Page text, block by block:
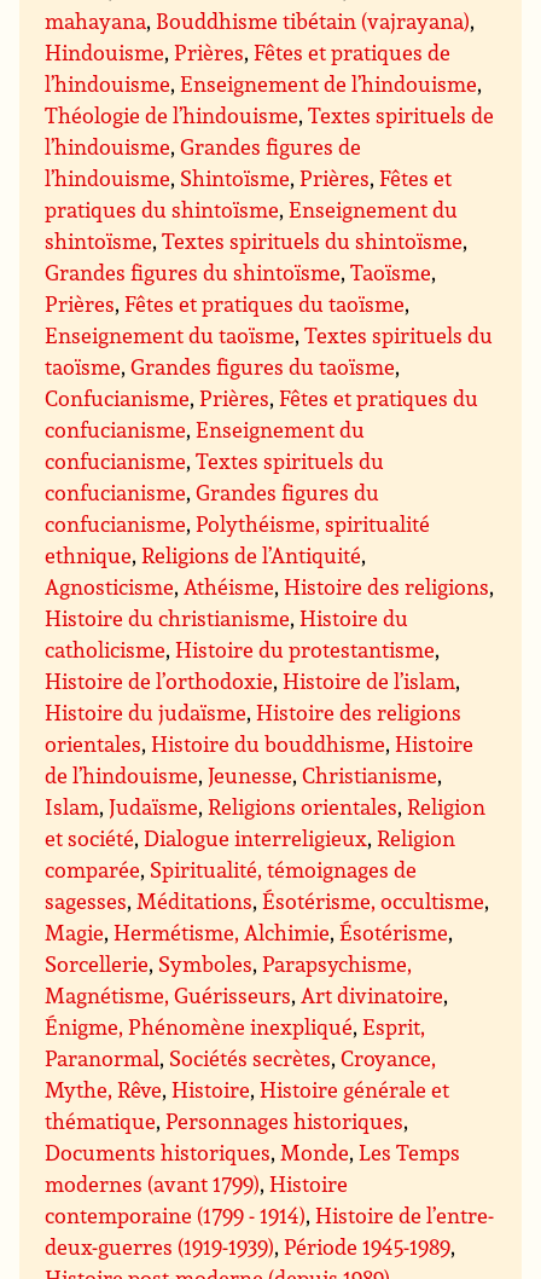
mahayana, Bouddhisme tibétain (vajrayana),
Hindouisme,Prières,Fêtes et pratiques de
l’hindouisme,Enseignement de l’hindouisme,
Théologie de l’hindouisme,Textes spirituels de
l’hindouisme,Grandes figures de
l’hindouisme, Shintoïsme,Prières,Fêtes et
pratiques du shintoïsme,Enseignement du
shintoïsme,Textes spirituels du shintoïsme,
Grandes figures du shintoïsme,Taoïsme,
Prières,Fêtes et pratiques du taoïsme,
Enseignement du taoïsme,Textes spirituels du
taoïsme,Grandes figures du taoïsme,
Confucianisme,Prières,Fêtes et pratiques du
confucianisme,Enseignement du
confucianisme,Textes spirituels du
confucianisme,Grandes figures du
confucianisme,Polythéisme, spiritualité
ethnique,Religions de l’Antiquité,
Agnosticisme, Athéisme,Histoire des religions,
Histoire du christianisme,Histoire du
catholicisme,Histoire du protestantisme,
Histoire de l’orthodoxie,Histoire de l’islam,
Histoire du judaïsme,Histoire des religions
orientales,Histoire du bouddhisme,Histoire
de l’hindouisme,Jeunesse,Christianisme,
Islam,Judaïsme,Religions orientales,Religion
et société,Dialogue interreligieux,Religion
comparée, Spiritualité, témoignages de
sagesses, Méditations,Ésotérisme, occultisme,
Magie,Hermétisme, Alchimie,Ésotérisme,
Sorcellerie, Symboles,Parapsychisme,
Magnétisme, Guérisseurs, Art divinatoire,
Énigme, Phénomène inexpliqué,Esprit,
Paranormal, Sociétés secrètes,Croyance,
Mythe, Rêve,Histoire,Histoire générale et
thématique,Personnages historiques,
Documents historiques, Monde,Les Temps
modernes (avant 1799),Histoire
contemporaine (1799 - 1914),Histoire de l’entre-
deux-guerres (1919-1939),Période 1945-1989,